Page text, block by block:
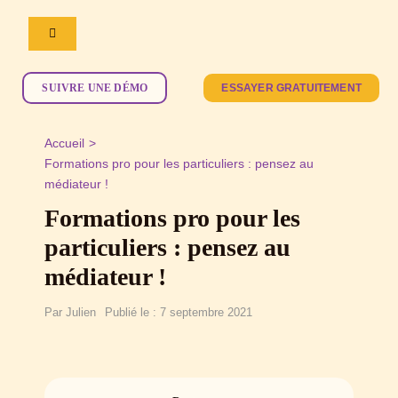
contenu
Navigation
à
Notre logiciel
Ressources
La newsletter
Nos formations
Documentation du logiciel
L’équipe
SUIVRE UNE DÉMO ESSAYER GRATUITEMENT
Accueil
Formations pro pour les particuliers : pensez au
médiateur !
Formations pro pour les
particuliers : pensez au
médiateur !
Par Julien Publié le : 7 septembre 2021